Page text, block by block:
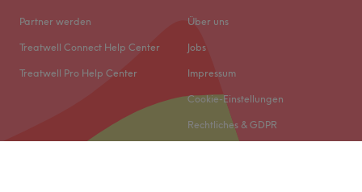
Partner werden
Treatwell Connect Help Center
Treatwell Pro Help Center
Über uns
Jobs
Impressum
Cookie-Einstellungen
Rechtliches & GDPR